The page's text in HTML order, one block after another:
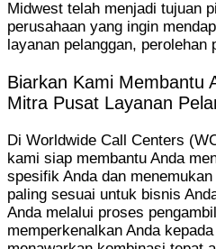
Midwest telah menjadi tujuan
perusahaan yang ingin
layanan pelanggan, perolehan
Biarkan Kami Membantu
Mitra Pusat Layanan
Di Worldwide Call Centers
kami siap membantu Anda
spesifik Anda dan
paling sesuai untuk bisnis
Anda melalui proses
memperkenalkan Anda